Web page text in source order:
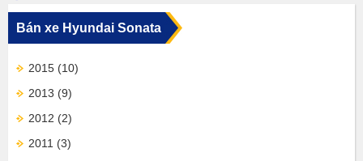
Bán xe Hyundai Sonata
2015 (10)
2013 (9)
2012 (2)
2011 (3)